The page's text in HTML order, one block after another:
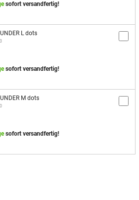
sofort versandfertig!
L dots
sofort versandfertig!
M dots
sofort versandfertig!